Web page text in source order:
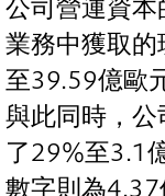
公司營運資
業務中獲取
至39.59億歐
與此同時，
了29%至3.1
數字則為